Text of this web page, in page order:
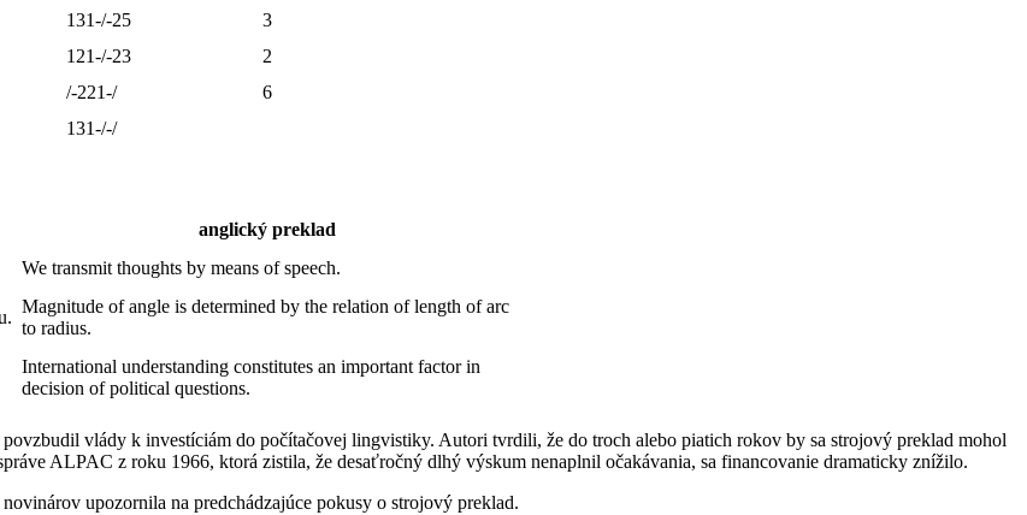
131-/-25
3
121-/-23
2
/-221-/
6
131-/-/
anglický preklad
We transmit thoughts by means of speech.
Magnitude of angle is determined by the relation of length of arc
to radius.
International understanding constitutes an important factor in
decision of political questions.
vlády k investíciám do počítačovej lingvistiky. Autori tvrdili, že do troch alebo piatich rokov by sa strojový preklad mohol
ALPAC z roku 1966, ktorá zistila, že desaťročný dlhý výskum nenaplnil očakávania, sa financovanie dramaticky znížilo.
upozornila na predchádzajúce pokusy o strojový preklad.